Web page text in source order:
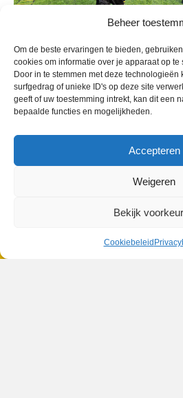
Beheer
Om de beste ervaringen te bieden,
cookies om informatie over je apparaat op
Door in te stemmen met deze
surfgedrag of unieke ID's op deze site
geeft of uw toestemming intrekt, kan dit een
bepaalde functies en mogelijkheden.
Accepteren
Weigeren
Bekijk
Cookiebeleid
Geplaatst inBerichten seizoen 2022-
De Wending, Lotte Beesedijk 1